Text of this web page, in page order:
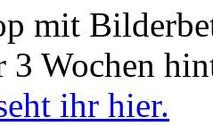
mit
3 Wochen
ihr hier.